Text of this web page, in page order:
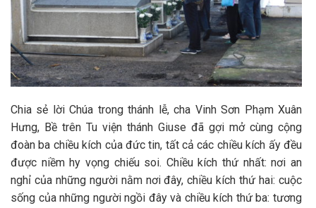
Chia sẻ lời Chúa trong thánh lễ, cha Vinh Sơn Phạm Xuân
Hưng, Bề trên Tu viện thánh Giuse đã gợi mở cùng cộng
đoàn ba chiều kích của đức tin, tất cả các chiều kích ấy đều
được niềm hy vọng chiếu soi. Chiều kích thứ nhất: nơi an
nghỉ của những người nằm nơi đây, chiều kích thứ hai: cuộc
sống của những người ngồi đây và chiều kích thứ ba: tương